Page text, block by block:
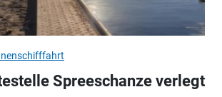
Spreeschanze verlegt